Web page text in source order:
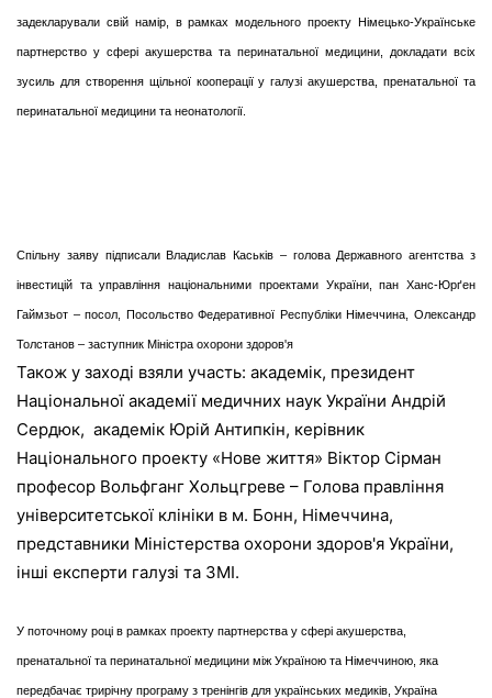
задекларували свій намір, в рамках модельного проекту Німецько-Українське
партнерство у сфері акушерства та перинатальної медицини, докладати всіх
зусиль для створення щільної кооперації у галузі акушерства, пренатальної та
перинатальної медицини та неонатології.
Спільну заяву підписали Владислав Каськів – голова Державного агентства з
інвестицій та управління національними проектами України, пан Ханс-Юрґен
Гаймзьот – посол, Посольство Федеративної Республіки Німеччина, Олександр
Толстанов – заступник Міністра охорони здоров'я
Також у заході взяли участь: академік, президент
Національної академії медичних наук України Андрій
Сердюк, академік Юрій Антипкін, керівник
Національного проекту «Нове життя» Віктор Сірман
професор Вольфганг Хольцгреве – Голова правління
університетської клініки в м. Бонн, Німеччина,
представники Міністерства охорони здоров'я України,
інші експерти галузі та ЗМІ.
У поточному році в рамках проекту партнерства у сфері акушерства,
пренатальної та перинатальної медицини між Україною та Німеччиною, яка
передбачає трирічну програму з тренінгів для українських медиків, Україна